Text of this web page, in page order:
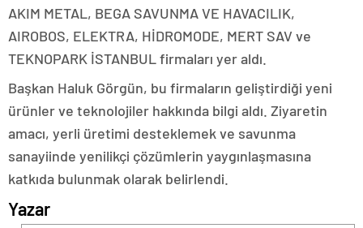
AKIM METAL, BEGA SAVUNMA VE HAVACILIK,
AIROBOS, ELEKTRA, HİDROMODE, MERT SAV ve
TEKNOPARK İSTANBUL firmaları yer aldı.
Başkan Haluk Görgün, bu firmaların geliştirdiği yeni
ürünler ve teknolojiler hakkında bilgi aldı. Ziyaretin
amacı, yerli üretimi desteklemek ve savunma
sanayiinde yenilikçi çözümlerin yaygınlaşmasına
katkıda bulunmak olarak belirlendi.
ankara
escort
Yazar